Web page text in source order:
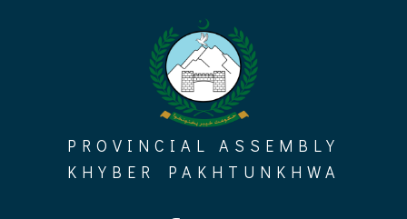
PROVINCIAL ASSEMBLY
KHYBER PAKHTUNKHWA